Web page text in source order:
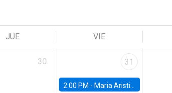
JUE VIE
30 31
2:00 PM - Maria Aristizabal-Ramirez, FED Board